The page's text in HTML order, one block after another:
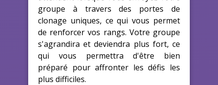
groupe à travers des portes de
clonage uniques, ce qui vous permet
de renforcer vos rangs. Votre groupe
s'agrandira et deviendra plus fort, ce
qui vous permettra d'être bien
préparé pour affronter les défis les
plus difficiles.